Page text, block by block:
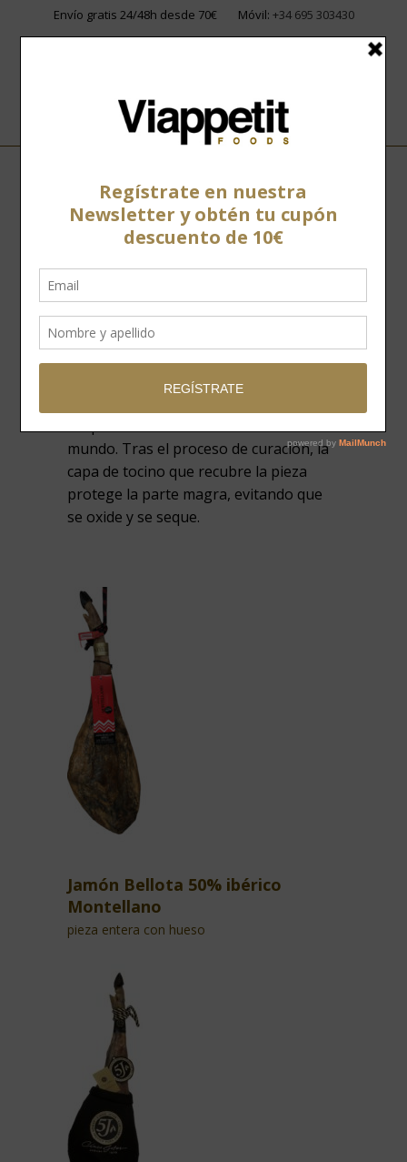
Envío gratis 24/48h desde 70€ Móvil: +34 695 303430
Con hueso
Es una elección acertada
para los que buscan
disfrutar de jamón recién
cortado
mundo. Tras el proceso de curación, la
capa de tocino que recubre la pieza
protege la parte magra, evitando que
se oxide y se seque.
Jamón Bellota 50% ibérico
Montellano
pieza entera con hueso